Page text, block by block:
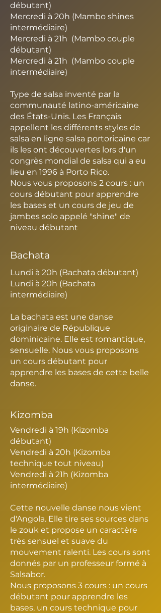
débutant)
Mercredi à 20h (Mambo shines
intermédiaire)
Mercredi à 21h (Mambo couple
débutant)
Mercredi à 21h (Mambo couple
intermédiaire)
Type de salsa inventé par la
communauté latino-américaine
des États-Unis. Les Français
appellent les différents styles de
salsa en ligne salsa portoricaine car
ils les ont découvertes lors d'un
congrès mondial de salsa qui a eu
lieu en 1996 à Porto Rico.
Nous vous proposons 2 cours : un
cours débutant pour apprendre
les bases et un cours de jeu de
jambes solo appelé "shine" de
niveau débutant
Bachata
Lundi à 20h (Bachata débutant)
Lundi à 20h (Bachata
intermédiaire)
La bachata est une danse
originaire de République
dominicaine. Elle est romantique,
sensuelle. Nous vous proposons
un cours débutant pour
apprendre les bases de cette belle
danse.
Kizomba
Vendredi à 19h (Kizomba
débutant)
Vendredi à 20h (Kizomba
technique tout niveau)
Vendredi à 21h (Kizomba
intermédiaire)
Cette nouvelle danse nous vient
d'Angola. Elle tire ses sources dans
le zouk et propose un caractère
très sensuel et suave du
mouvement ralenti. Les cours sont
donnés par un professeur formé à
Salsabor.
Nous proposons 3 cours : un cours
débutant pour apprendre les
bases, un cours technique pour